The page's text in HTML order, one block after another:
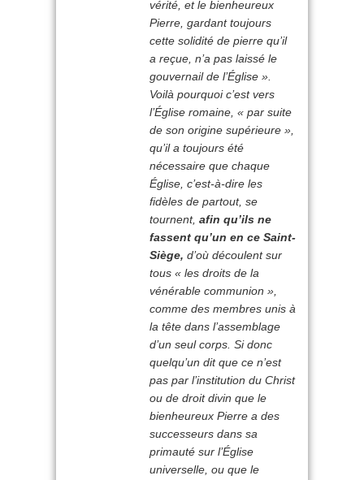
vérité, et le bienheureux
Pierre, gardant toujours
cette solidité de pierre qu’il
a reçue, n’a pas laissé le
gouvernail de l’Église ».
Voilà pourquoi c’est vers
l’Église romaine, « par suite
de son origine supérieure »,
qu’il a toujours été
nécessaire que chaque
Église, c’est-à-dire les
fidèles de partout, se
tournent, afin qu’ils ne
fassent qu’un en ce Saint-
Siège, d’où découlent sur
tous « les droits de la
vénérable communion »,
comme des membres unis à
la tête dans l’assemblage
d’un seul corps. Si donc
quelqu’un dit que ce n’est
pas par l’institution du Christ
ou de droit divin que le
bienheureux Pierre a des
successeurs dans sa
primauté sur l’Église
universelle, ou que le